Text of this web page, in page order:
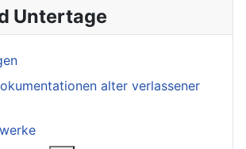
Untertage
alter verlassener